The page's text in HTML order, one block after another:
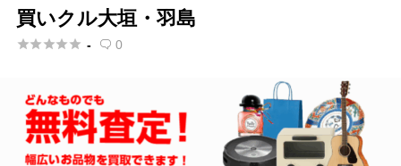
買いクル大垣・羽島
 -  0